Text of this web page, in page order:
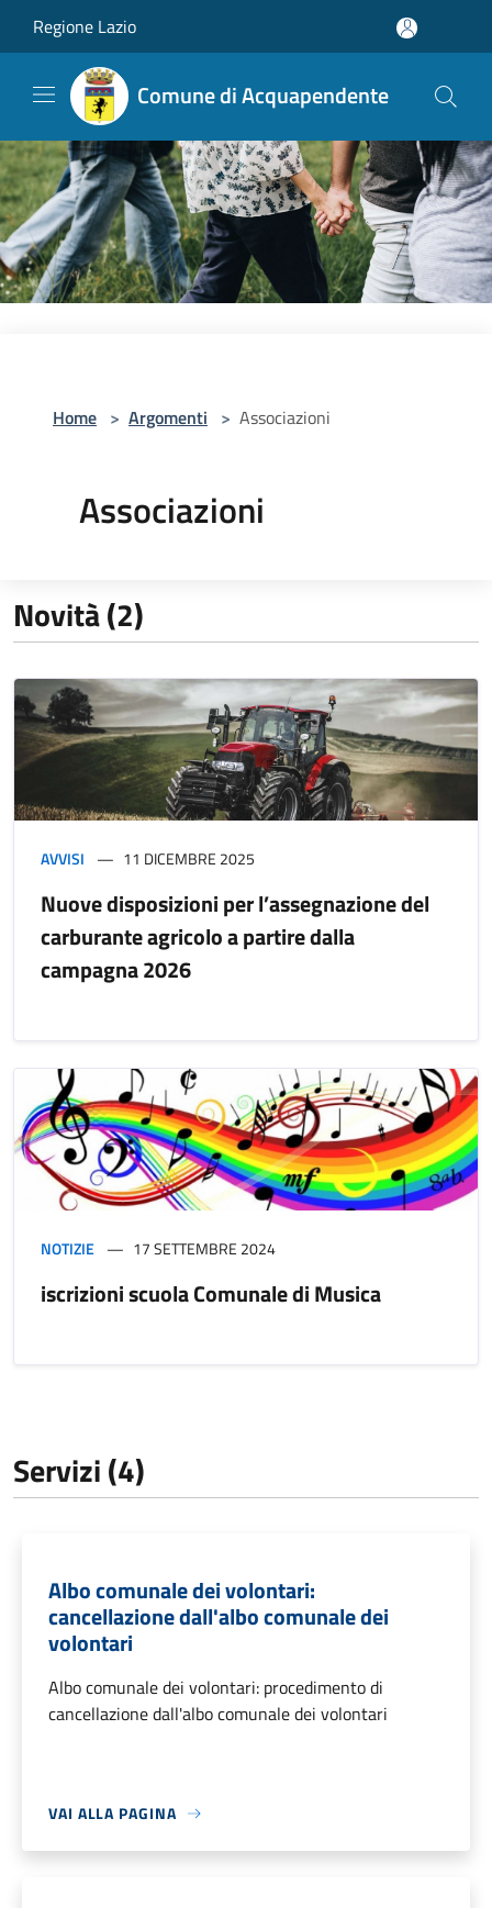
Regione Lazio
Comune di Acquapendente
Home > Argomenti > Associazioni
Associazioni
Novità (2)
AVVISI 11 DICEMBRE 2025
Nuove disposizioni per l’assegnazione del
carburante agricolo a partire dalla
campagna 2026
NOTIZIE 17 SETTEMBRE 2024
iscrizioni scuola Comunale di Musica
Servizi (4)
Albo comunale dei volontari:
cancellazione dall'albo comunale dei
volontari
Albo comunale dei volontari: procedimento di
cancellazione dall'albo comunale dei volontari
VAI ALLA PAGINA